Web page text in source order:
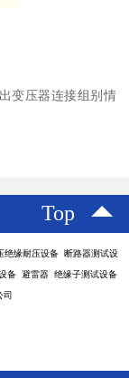
变压器连接组别情
Top
绝缘耐压设备 断路器测试设
备 避雷器 绝缘子测试设备
司